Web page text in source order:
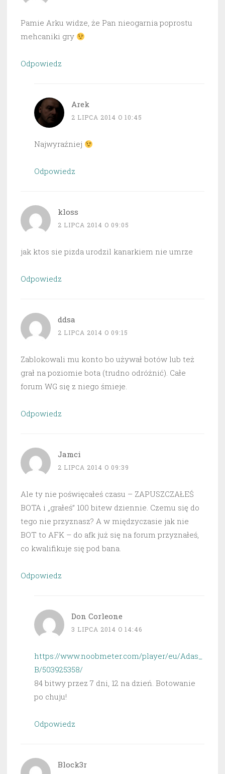
Pamie Arku widze, że Pan nieogarnia poprostu
mehcaniki gry
Odpowiedz
Arek
2 LIPCA 2014 O 10:45
Najwyraźniej
Odpowiedz
kloss
2 LIPCA 2014 O 09:05
jak ktos sie pizda urodzil kanarkiem nie umrze
Odpowiedz
ddsa
2 LIPCA 2014 O 09:15
Zablokowali mu konto bo używał botów lub też
grał na poziomie bota (trudno odróżnić). Całe
forum WG się z niego śmieje.
Odpowiedz
Jamci
2 LIPCA 2014 O 09:39
Ale ty nie poświęcałeś czasu – ZAPUSZCZAŁEŚ
BOTA i „grałeś” 100 bitew dziennie. Czemu się do
tego nie przyznasz? A w międzyczasie jak nie
BOT to AFK – do afk już się na forum przyznałeś,
co kwalifikuje się pod bana.
Odpowiedz
Don Corleone
3 LIPCA 2014 O 14:46
https://www.noobmeter.com/player/eu/Adas_
B/503925358/
84 bitwy przez 7 dni, 12 na dzień. Botowanie
po chuju!
Odpowiedz
Block3r